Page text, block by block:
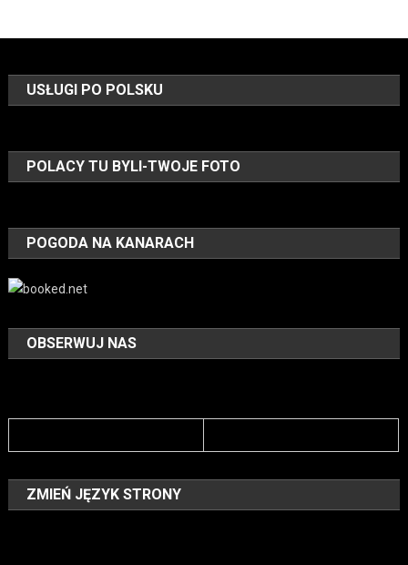
USŁUGI PO POLSKU
POLACY TU BYLI-TWOJE FOTO
POGODA NA KANARACH
OBSERWUJ NAS
ZMIEŃ JĘZYK STRONY